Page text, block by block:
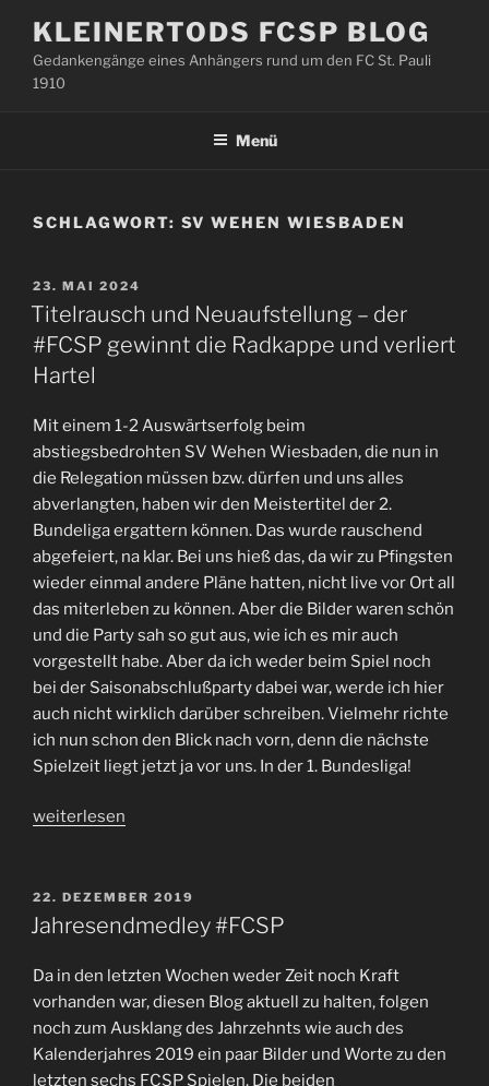
Inhalt
springen
KLEINERTODS FCSP BLOG
Gedankengänge eines Anhängers rund um den FC St. Pauli
1910
Menü
SCHLAGWORT: SV WEHEN WIESBADEN
VERÖFFENTLICHT
AM
23. MAI 2024
Titelrausch und Neuaufstellung – der
#FCSP gewinnt die Radkappe und verliert
Hartel
Mit einem 1-2 Auswärtserfolg beim
abstiegsbedrohten SV Wehen Wiesbaden, die nun in
die Relegation müssen bzw. dürfen und uns alles
abverlangten, haben wir den Meistertitel der 2.
Bundeliga ergattern können. Das wurde rauschend
abgefeiert, na klar. Bei uns hieß das, da wir zu Pfingsten
wieder einmal andere Pläne hatten, nicht live vor Ort all
das miterleben zu können. Aber die Bilder waren schön
und die Party sah so gut aus, wie ich es mir auch
vorgestellt habe. Aber da ich weder beim Spiel noch
bei der Saisonabschlußparty dabei war, werde ich hier
auch nicht wirklich darüber schreiben. Vielmehr richte
ich nun schon den Blick nach vorn, denn die nächste
Spielzeit liegt jetzt ja vor uns. In der 1. Bundesliga!
„Titelrausch
–
der
gewinnt
die
Radkappe
und
verliert
weiterlesen
VERÖFFENTLICHT
AM
22. DEZEMBER 2019
Jahresendmedley #FCSP
Da in den letzten Wochen weder Zeit noch Kraft
vorhanden war, diesen Blog aktuell zu halten, folgen
noch zum Ausklang des Jahrzehnts wie auch des
Kalenderjahres 2019 ein paar Bilder und Worte zu den
letzten sechs FCSP Spielen. Die beiden